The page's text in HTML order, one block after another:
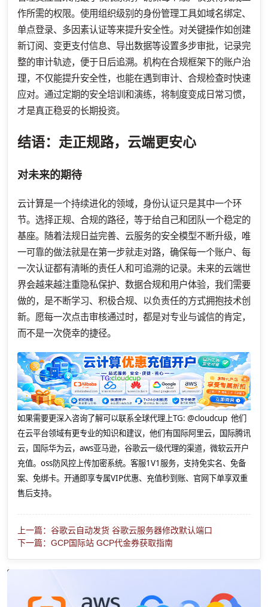
作所需的权限。使用组织级别的身份管理工具如域名绑定、
单点登录、多因素认证等来提升安全性。对关键操作如创建
新订阅、变更支付信息、导出数据等设置多步审批，记录完
整的审计轨迹，便于日后追溯。机构在合规框架下的账户治
理，不仅能提升安全性，也能在遇到审计、合规检查时快速
应对。通过定期的安全培训和演练，将制度变成日常习惯，
才是真正稳妥的长期投资。
结语：走正规路，云端更安心
对未来的期待
云计算是一个持续进化的领域，身份认证只是其中一个环
节。选择正规、合规的路径，等于给自己和团队一个稳定的
基座。随着法规日益完善、云服务的安全模型不断升级，唯
一可靠的做法就是在第一步就走对路，确保每一个账户、每
一次认证都有清晰的责任人和可追溯的记录。未来的云端世
界会越来越注重隐私保护、数据合规和用户体验，我们需要
做的，是不断学习、积极合规、以负责任的方式拥抱技术创
新。愿每一次点击审核通过时，都是对专业与诚信的肯定，
而不是一次侥幸的捷径。
如果需要更深入咨询了解可以联系全球代理上TG: @cloudcup 他们
在云平台领域有更专业的知识和建议，他们有国际阿里云，国际腾讯
云，国际华为云，aws亚马逊，谷歌云一级代理的渠道，微软云开户
充值。oss防风控上传加密系统。客服1V1服务，支持免实名、免备
案、免绑卡。开通即享专属VIP优惠、充值秒到账、官网下单享双重
售后支持。
上一篇：谷歌云自动发货 谷歌云服务器修改默认端口
下一篇：GCP国际站 GCP代金券获取指南